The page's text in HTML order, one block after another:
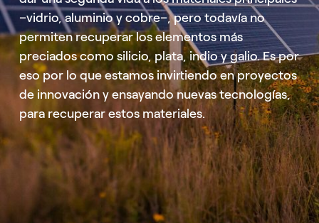
–vidrio, aluminio y cobre–, pero todavía no
permiten recuperar los elementos más
preciados como silicio, plata, indio y galio. Es por
eso por lo que estamos invirtiendo en proyectos
de innovación y ensayando nuevas tecnologías,
para recuperar estos materiales.